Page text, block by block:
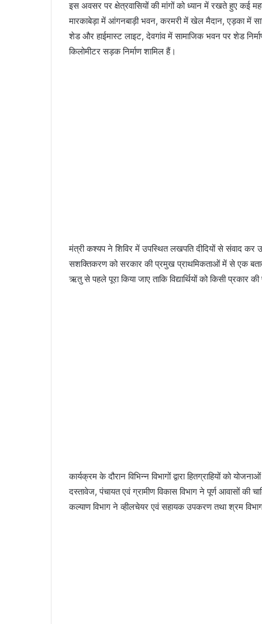
इस अवसर पर क्षेत्रवासियों की मांगों को ध्यान में रखते हुए कई
मारकाबेड़ा में आंगनबाड़ी भवन, करमरी में खेल मैदान, एड़का में
शेड और हाईमास्ट लाइट, देवगांव में सामाजिक भवन पर शेड
किलोमीटर सड़क निर्माण शामिल हैं।
मंत्री कश्यप ने शिविर में उपस्थित लखपति दीदियों से संवाद कर
सशक्तिकरण को सरकार की प्रमुख प्राथमिकताओं में से एक बताते
ऋतु से पहले पूरा किया जाए ताकि विद्यार्थियों को किसी प्रकार
कार्यक्रम के दौरान विभिन्न विभागों द्वारा हितग्राहियों को
दस्तावेज, पंचायत एवं ग्रामीण विकास विभाग ने पूर्ण आवासों की
कल्याण विभाग ने व्हीलचेयर एवं सहायक उपकरण तथा श्रम